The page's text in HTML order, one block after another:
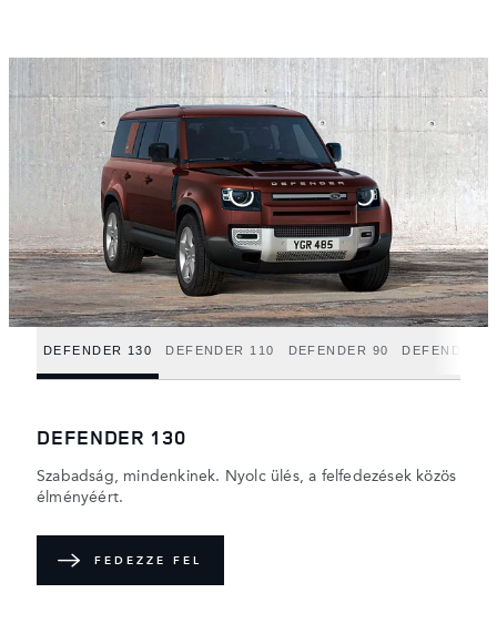
DEFENDER 130 DEFENDER 110 DEFENDER 90 DEFENDER
DEFENDER 130
Szabadság, mindenkinek. Nyolc ülés, a felfedezések közös
élményéért.
FEDEZZE FEL